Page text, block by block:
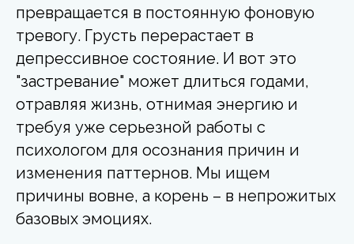
превращается в постоянную фоновую
тревогу. Грусть перерастает в
депрессивное состояние. И вот это
"застревание" может длиться годами,
отравляя жизнь, отнимая энергию и
требуя уже серьезной работы с
психологом для осознания причин и
изменения паттернов. Мы ищем
причины вовне, а корень – в непрожитых
базовых эмоциях.